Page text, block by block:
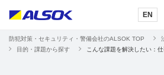
EN
防犯対策・セキュリティ・警備会社のALSOK TOP
目的・課題から探す
こんな課題を解決したい：